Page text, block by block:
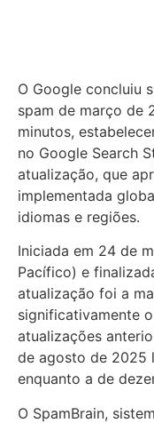
O Google concluiu
spam de março de
minutos,
no Google Search
atualização, que
implementada
idiomas e regiões.
Iniciada em 24 de
Pacífico) e
atualização foi a
significativamente
atualizações
de agosto de 2025
enquanto a de
O SpamBrain,